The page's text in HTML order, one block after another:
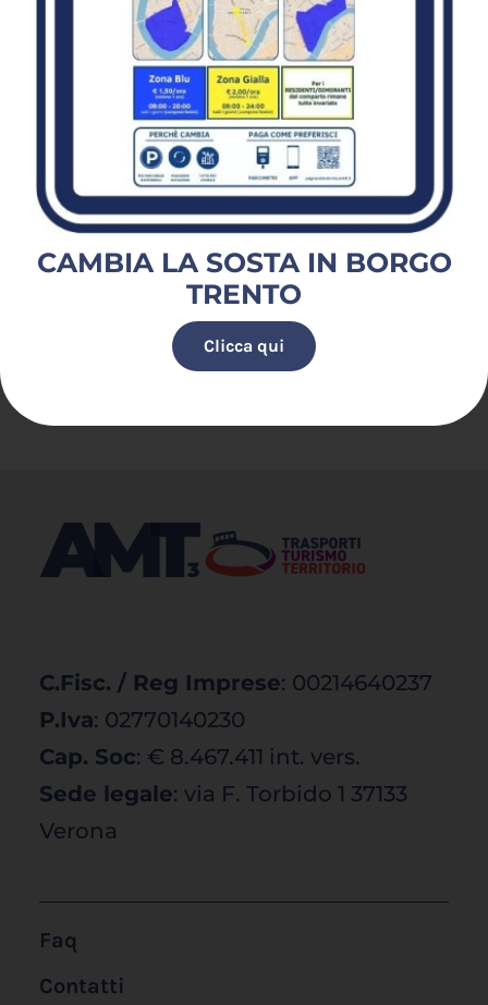
Nelle prossime ore, mezzi meccanici e
dipendenti dell’impresa libereranno
completamente l’area,
riconsegnando ai cittadini una
viabilità regolare fino a metà aprile
quando, per quel che concerne gli
ultimi interventi sui restanti due
segmenti, si attendono le verifiche del
caso di Acqueveronesi.
C.Fisc. / Reg Imprese: 00214640237
P.Iva: 02770140230
Cap. Soc: € 8.467.411 int. vers.
Sede legale: via F. Torbido 1 37133
Verona
Faq
Contatti
CAMBIA LA SOSTA IN BORGO
TRENTO
Clicca qui